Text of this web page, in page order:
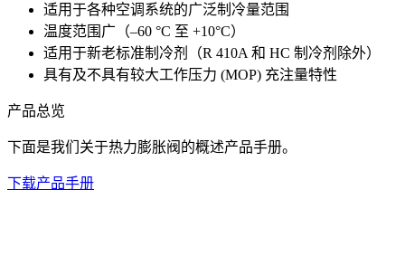
适用于各种空调系统的广泛制冷量范围
温度范围广（–60 °C 至 +10°C）
适用于新老标准制冷剂（R 410A 和 HC 制冷剂除外）
具有及不具有较大工作压力 (MOP) 充注量特性
产品总览
下面是我们关于热力膨胀阀的概述产品手册。
下载产品手册